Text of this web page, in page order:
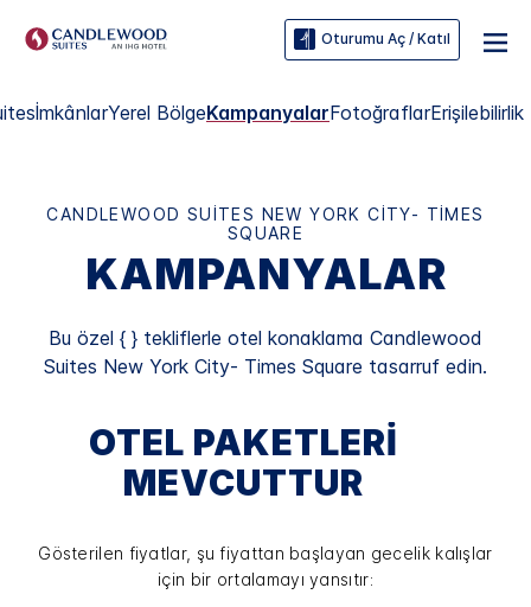
Oturumu Aç / Katıl
İmkânlarYerel BölgeKampanyalarFotoğraflarErişilebilirlik
CANDLEWOOD SUITES NEW YORK CITY- TIMES
SQUARE
KAMPANYALAR
Bu özel { } tekliflerle otel konaklama Candlewood
Suites New York City- Times Square tasarruf edin.
OTEL PAKETLERI
MEVCUTTUR
Gösterilen fiyatlar, şu fiyattan başlayan gecelik kalışlar
için bir ortalamayı yansıtır: